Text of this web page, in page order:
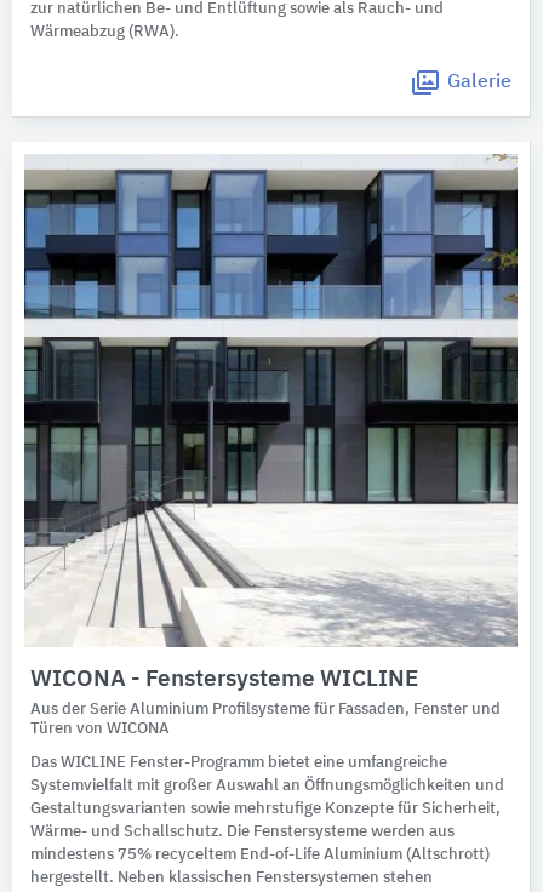
zur natürlichen Be- und Entlüftung sowie als Rauch- und
Wärmeabzug (RWA).
Galerie
WICONA - Fenstersysteme WICLINE
Aus der Serie Aluminium Profilsysteme für Fassaden, Fenster und
Türen von WICONA
Das WICLINE Fenster-Programm bietet eine umfangreiche
Systemvielfalt mit großer Auswahl an Öffnungsmöglichkeiten und
Gestaltungsvarianten sowie mehrstufige Konzepte für Sicherheit,
Wärme- und Schallschutz. Die Fenstersysteme werden aus
mindestens 75% recyceltem End-of-Life Aluminium (Altschrott)
hergestellt. Neben klassischen Fenstersystemen stehen